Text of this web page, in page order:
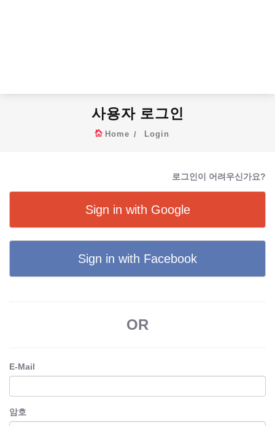
사용자 로그인
Home Login
로그인이 어려우신가요?
Sign in with Google
Sign in with Facebook
OR
E-Mail
암호